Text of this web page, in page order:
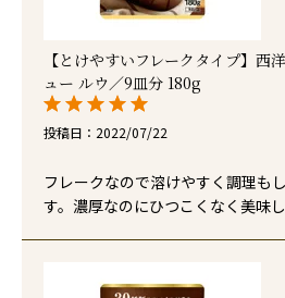
【とけやすいフレークタイプ】西
ュー ルウ／9皿分 180g
投稿日 2022/07/22
フレークなので溶けやすく調理も
す。濃厚なのにひつこくなく美味し